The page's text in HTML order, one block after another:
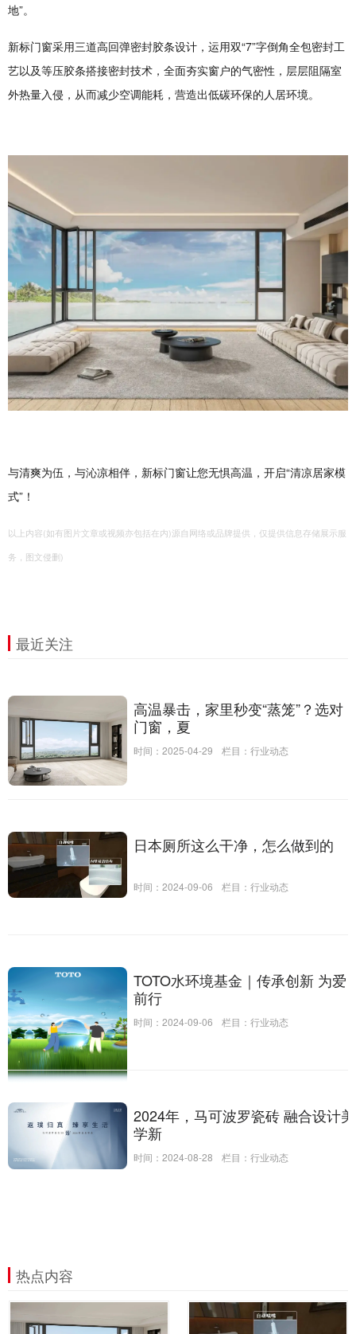
地”。
新标门窗采用三道高回弹密封胶条设计，运用双“7”字倒角全包密封工
艺以及等压胶条搭接密封技术，全面夯实窗户的气密性，层层阻隔室
外热量入侵，从而减少空调能耗，营造出低碳环保的人居环境。
与清爽为伍，与沁凉相伴，新标门窗让您无惧高温，开启“清凉居家模
式”！
以上内容(如有图片文章或视频亦包括在内)源自网络或品牌提供，仅提供信息存储展示服
务，图文侵删)
最近关注
高温暴击，家里秒变“蒸笼”？选对
门窗，夏
时间：2025-04-29 栏目：行业动态
日本厕所这么干净，怎么做到的
时间：2024-09-06 栏目：行业动态
TOTO水环境基金｜传承创新 为爱
前行
时间：2024-09-06 栏目：行业动态
2024年，马可波罗瓷砖 融合设计美
学新
时间：2024-08-28 栏目：行业动态
热点内容